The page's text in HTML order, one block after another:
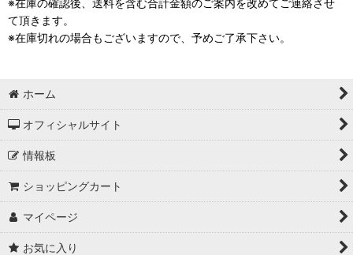
※在庫の確認後、送料を含む合計金額のご案内を改めてご連絡させ
て頂きます。
※在庫切れの場合もございますので、予めご了承下さい。
ホーム
オフィシャルサイト
情報板
ショッピングカート
マイページ
お気に入り